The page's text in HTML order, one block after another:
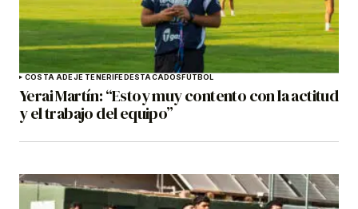
COSTA ADEJE TENERIFEDESTACADOSFÚTBOL
Yerai Martín: “Estoy muy contento con la actitud
y el trabajo del equipo”